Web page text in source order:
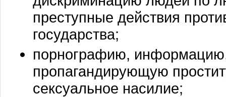
преступные действия
государства;
порнографию,
пропагандирующую
сексуальное насилие;